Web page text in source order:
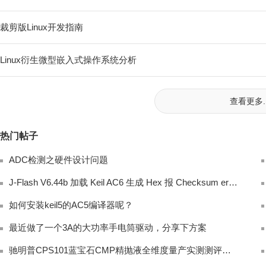
裁剪版Linux开发指南
Linux衍生微型嵌入式操作系统分析
查看更多
热门帖子
ADC检测之硬件设计问题
J-Flash V6.44b 加载 Keil AC6 生成 Hex 报 Checksum error
如何安装keil5的AC5编译器呢？
最近做了一个3A的大功率手电筒驱动，分享下方案
驰明普CPS101蓝宝石CMP精抛液全维度量产实测测评｜LED衬底国产硅溶胶抛光替